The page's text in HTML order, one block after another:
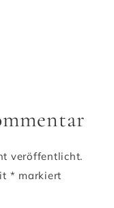
veröffentlicht.
* markiert